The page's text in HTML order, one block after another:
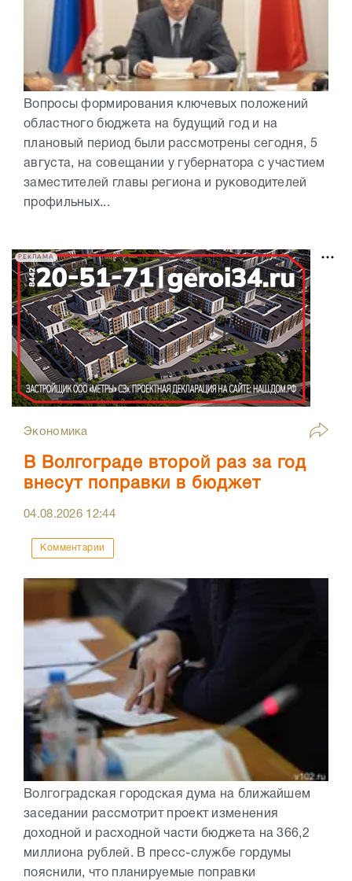
Вопросы формирования ключевых положений
областного бюджета на будущий год и на
плановый период были рассмотрены сегодня, 5
августа, на совещании у губернатора с участием
заместителей главы региона и руководителей
профильных...
РЕКЛАМА
Экономика
В Волгограде второй раз за год
внесут поправки в бюджет
04.08.2026 12:44
Комментарии
Волгоградская городская дума на ближайшем
заседании рассмотрит проект изменения
доходной и расходной части бюджета на 366,2
миллиона рублей. В пресс-службе гордумы
пояснили, что планируемые поправки